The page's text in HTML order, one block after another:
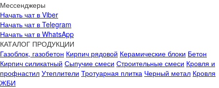
Мессенджеры
Начать чат в Viber
Начать чат в Telegram
Начать чат в WhatsApp
КАТАЛОГ ПРОДУКЦИИ
Газоблок, газобетон Кирпич рядовой Керамические блоки Бетон
Кирпич силикатный Сыпучие смеси Строительные смеси Кровля и
профнастил Утеплители Тротуарная плитка Черный метал Кровля
ЖБИ